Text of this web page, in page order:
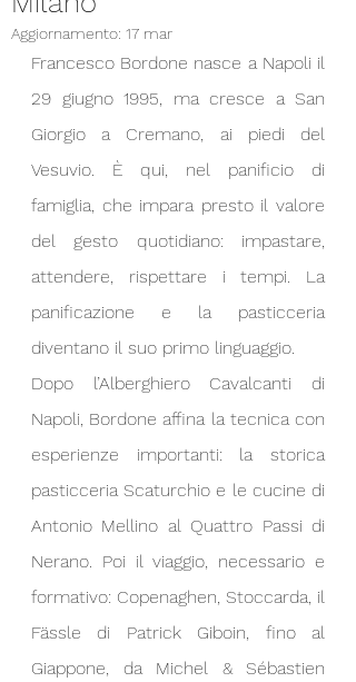
Aggiornamento: 17 mar
Francesco Bordone nasce a Napoli il
29 giugno 1995, ma cresce a San
Giorgio a Cremano, ai piedi del
Vesuvio. È qui, nel panificio di
famiglia, che impara presto il valore
del gesto quotidiano: impastare,
attendere, rispettare i tempi. La
panificazione e la pasticceria
diventano il suo primo linguaggio.
Dopo l’Alberghiero Cavalcanti di
Napoli, Bordone affina la tecnica con
esperienze importanti: la storica
pasticceria Scaturchio e le cucine di
Antonio Mellino al Quattro Passi di
Nerano. Poi il viaggio, necessario e
formativo: Copenaghen, Stoccarda, il
Fässle di Patrick Giboin, fino al
Giappone, da Michel & Sébastien